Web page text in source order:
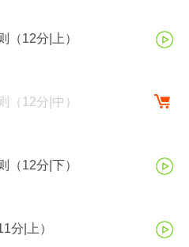
（12分|上）
（12分|中）
（12分|下）
分|上）